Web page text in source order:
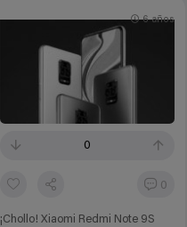
0
0
¡Chollo! Xiaomi Redmi Note 9S
6 años